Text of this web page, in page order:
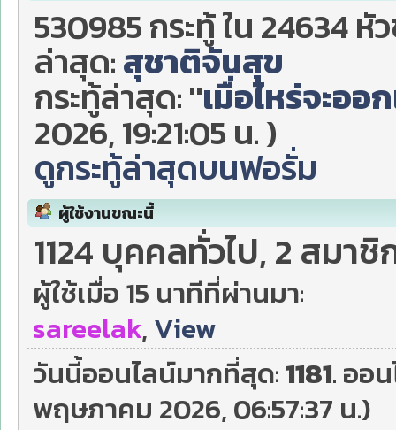
530985 กระทู้ ใน 24634
ล่าสุด:สุชาติจันสุข
กระทู้ล่าสุด:"เมื่อไหร่จะออ
2026, 19:21:05 น. )
ดูกระทู้ล่าสุดบนฟอรั่ม
ผู้ใช้งานขณะนี้
1124 บุคคลทั่วไป, 2 สมาชิ
ผู้ใช้เมื่อ 15 นาทีที่ผ่านมา:
sareelak,View
วันนี้ออนไลน์มากที่สุด:1181. ออ
พฤษภาคม 2026, 06:57:37 น.)